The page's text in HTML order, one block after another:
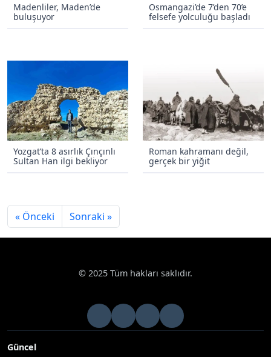
Madenliler, Maden’de
buluşuyor
Osmangazi’de 7’den 70’e
felsefe yolculuğu başladı
Yozgat’ta 8 asırlık Çınçınlı
Sultan Han ilgi bekliyor
Roman kahramanı değil,
gerçek bir yiğit
« Önceki Sonraki »
© 2025 Tüm hakları saklıdır.
Güncel